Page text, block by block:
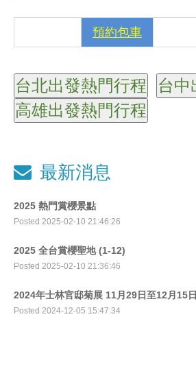
預約包車
最新消息
2025 熱門賞櫻景點
Posted 2025-02-10 21:46:26
2025 全台賞櫻聖地 (1-12)
Posted 2025-02-10 21:36:46
2024年士林官邸菊展 11月29日至12月15日
Posted 2024-12-05 15:47:34